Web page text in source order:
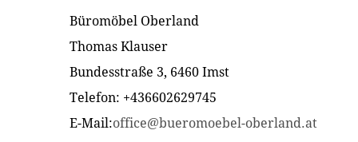
Büromöbel Oberland
Thomas Klauser
Bundesstraße 3, 6460 Imst
Telefon: +436602629745
E-Mail:office@bueromoebel-oberland.at